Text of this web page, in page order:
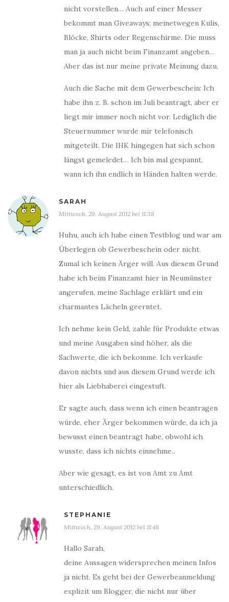
nicht vorstellen… Auch auf einer Messer
bekommt man Giveaways; meinetwegen Kulis,
Blöcke, Shirts oder Regenschirme. Die muss
man ja auch nicht beim Finanzamt angeben…
Aber das ist nur meine private Meinung dazu.
Auch die Sache mit dem Gewerbeschein: Ich
habe ihn z. B. schon im Juli beantragt, aber er
liegt mir immer noch nicht vor. Lediglich die
Steuernummer wurde mir telefonisch
mitgeteilt. Die IHK hingegen hat sich schon
längst gemeledet… Ich bin mal gespannt,
wann ich ihn endlich in Händen halten werde.
SARAH
Mittwoch, 29. August 2012 bei 11:38
Huhu, auch ich habe einen Testblog und war am
Überlegen ob Gewerbeschein oder nicht.
Zumal ich keinen Ärger will. Aus diesem Grund
habe ich beim Finanzamt hier in Neumünster
angerufen, meine Sachlage erklärt und ein
charmantes Lächeln geerntet.
Ich nehme kein Geld, zahle für Produkte etwas
und meine Ausgaben sind höher, als die
Sachwerte, die ich bekomme. Ich verkaufe
davon nichts und aus diesem Grund werde ich
hier als Liebhaberei eingestuft.
Er sagte auch, dass wenn ich einen beantragen
würde, eher Ärger bekommen würde, da ich ja
bewusst einen beantragt habe, obwohl ich
wusste, dass ich nichts einnehme..
Aber wie gesagt, es ist von Amt zu Amt
unterschiedlich.
STEPHANIE
Mittwoch, 29. August 2012 bei 11:48
Hallo Sarah,
deine Aussagen widersprechen meinen Infos
ja nicht. Es geht bei der Gewerbeanmeldung
explizit um Blogger, die nicht nur über